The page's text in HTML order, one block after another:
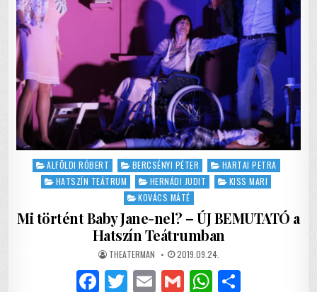
Posted
ALFÖLDI RÓBERT BERCSÉNYI PÉTER
HARTAI PETRA
HATSZÍN TEÁTRUM
HERNÁDI JUDIT
KISS MARI
KOVÁCS MÁTÉ
Mi történt Baby Jane-nel? – ÚJ BEMUTATÓ a
Hatszín Teátrumban
AUTHOR:
THEATERMAN PUBLISHED
DATE:
2019.09.24.
F T E G W